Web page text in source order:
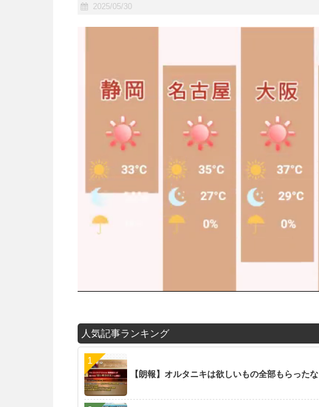
2025/05/30
人気記事ランキング
【朗報】オルタニキは欲しいもの全部もらったな